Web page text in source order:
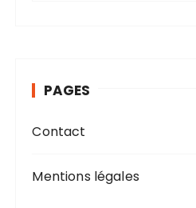
e PAGES
Contact
Mentions légales